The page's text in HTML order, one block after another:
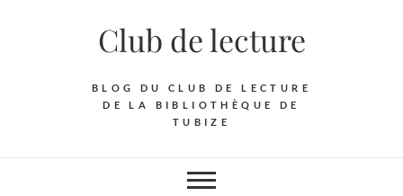
Club de lecture
BLOG DU CLUB DE LECTURE
DE LA BIBLIOTHÈQUE DE
TUBIZE